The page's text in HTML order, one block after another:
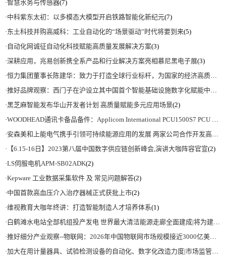
·智慧水务与传感器(7)
·中科紫东太初：以多模态大模型开启铁路智能化新纪元(7)
·东土科技并购高威科：工业自动化的“场景驱动”时代将要到来(5)
· 自动化网诚征自动化科技赋能高质量发展解决方案(3)
·深耕应用，兆易创新携全系产品和行业解决方案亮相慕尼黑电子展(3)
·恒力集团董事长陈建华：致力于打造全球行业标杆，为国家的经济高质量发展贡献更大力量|上海电气集团党委书记、董事长吴磊来访
·推好品牌观察：西门子在沪设立其中国首个智能基础设施数字化赋能中心
·黑芝麻智能发布华山开发者计划 高质量赋能多元应用场景(2)
·WOODHEAD通讯卡备品备件：Applicom International PCU1500S7 PCU 1500 S7 V4.5.0
·安森美和上能电气携手引领可持续能源应用的发展 两家公司合作开发高性能储能和太阳能组串式逆变器方案 以实现可持续的未来
· 【6.15-16日】2023第八届中国数字供应链创新峰会,演讲大咖阵容官宣(2)
·LS伺服电机APM-SB02ADK(2)
·Kepware 工业数据采集软件 及 常见问题解答(2)
·中国首款高血压介入治疗器械正式获批上市(2)
·维视教育大咖年终讲：打造智能制造人才培养体系(1)
·白鹤滩水电站全部机组投产发电 世界最大清洁能源走廊全面建成|将为建设新型能源体系、保障国家能源安全、实现“双碳”目标提供有力支撑
·推好细分产业观察--物联网：2026年中国物联网市场规模接近3000亿美元 智慧工厂、智慧城市、智慧电网等将占60%以上
·加大在用计量器具、试验检测设备的自动化、数字化改造力度|市场监管总局 工业和信息化部 关于促进企业计量能力提升的指导意见